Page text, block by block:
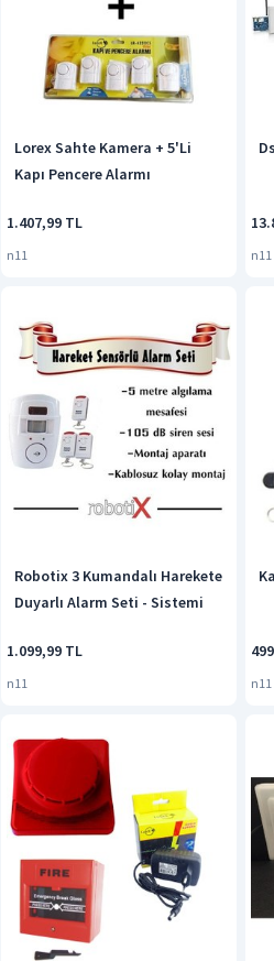
Lorex Sahte Kamera + 5'Li
Kapı Pencere Alarmı
1.407,99 TL
n11 n11
Robotix 3 Kumandalı Harekete
Duyarlı Alarm Seti - Sistemi
1.099,99 TL
n11 n11